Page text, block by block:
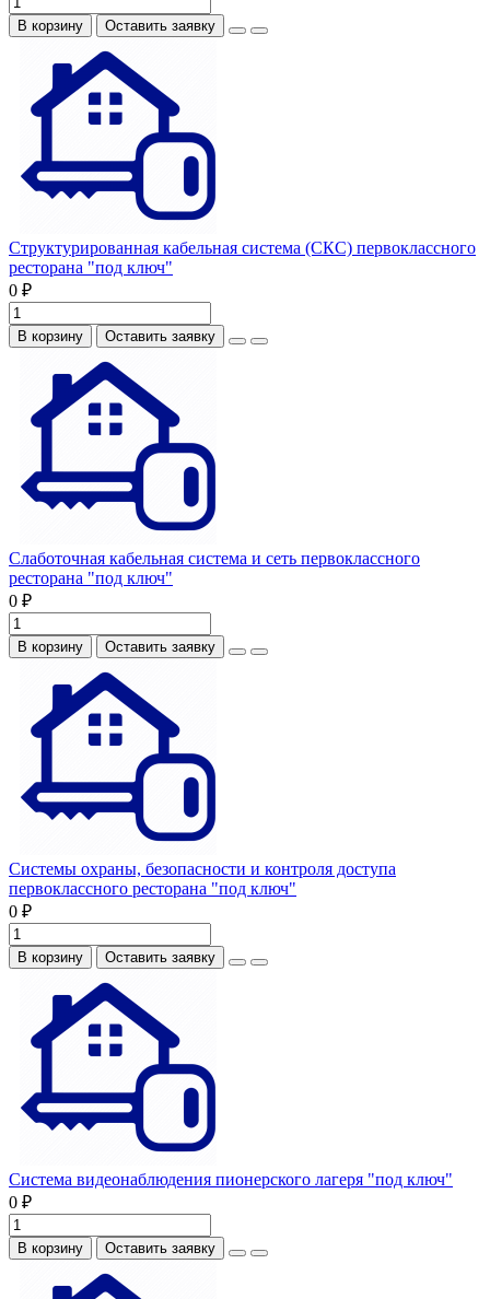
В корзину Оставить заявку
Структурированная кабельная система (СКС) первоклассного
ресторана "под ключ"
0 ₽
В корзину Оставить заявку
Слаботочная кабельная система и сеть первоклассного
ресторана "под ключ"
0 ₽
В корзину Оставить заявку
Системы охраны, безопасности и контроля доступа
первоклассного ресторана "под ключ"
0 ₽
В корзину Оставить заявку
Система видеонаблюдения пионерского лагеря "под ключ"
0 ₽
В корзину Оставить заявку